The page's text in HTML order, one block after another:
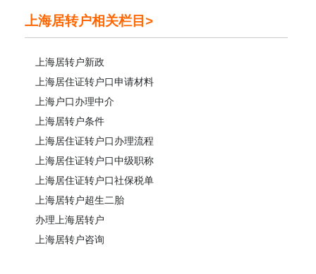
上海居转户相关栏目>
上海居转户新政
上海居住证转户口申请材料
上海户口办理中介
上海居转户条件
上海居住证转户口办理流程
上海居住证转户口中级职称
上海居住证转户口社保税单
上海居转户超生二胎
办理上海居转户
上海居转户咨询